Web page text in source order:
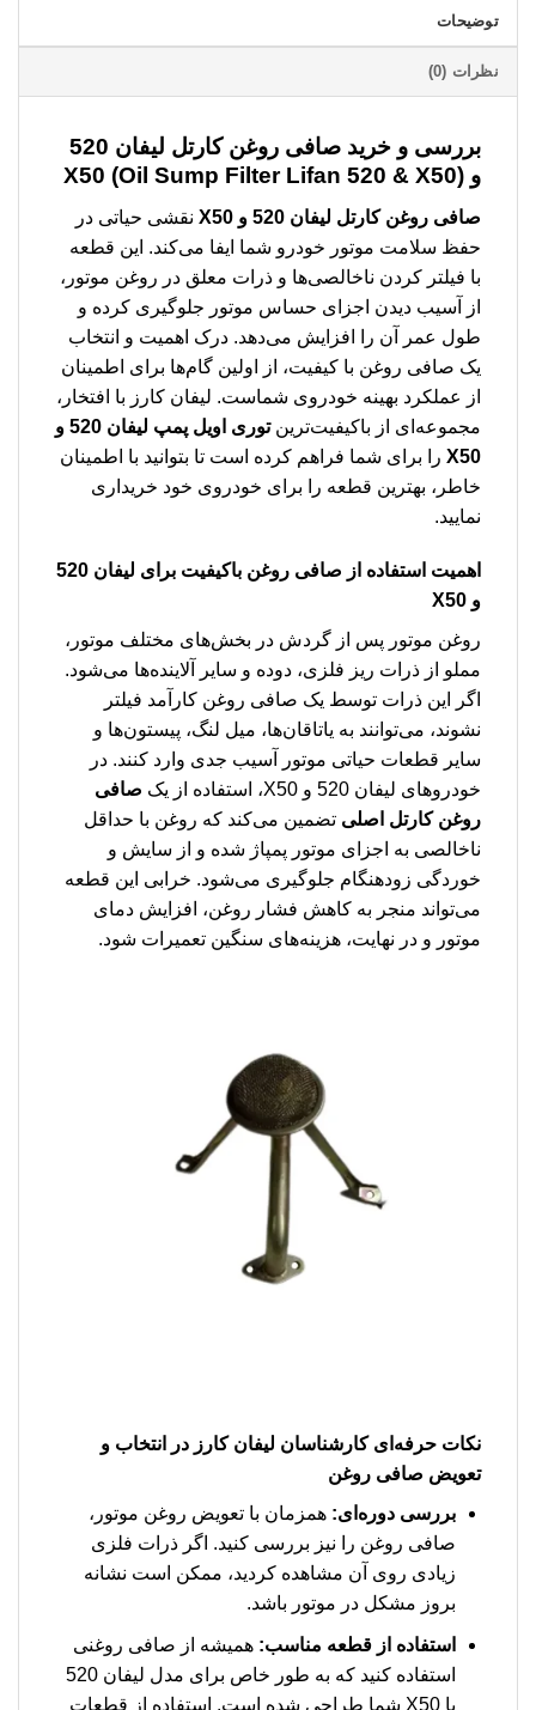
توضیحات
نظرات (0)
بررسی و خرید
صافی روغن کارتل لیفان 520
و X50 (Oil Sump Filter Lifan 520 & X50)
صافی روغن کارتل لیفان 520 و X50
نقشی حیاتی در
حفظ سلامت موتور خودرو شما ایفا می‌کند. این قطعه
با فیلتر کردن ناخالصی‌ها و ذرات معلق در روغن موتور،
از آسیب دیدن اجزای حساس موتور جلوگیری کرده و
طول عمر آن را افزایش می‌دهد. درک اهمیت و انتخاب
یک صافی روغن با کیفیت، از اولین گام‌ها برای اطمینان
از عملکرد بهینه خودروی شماست. لیفان کارز با افتخار،
مجموعه‌ای از باکیفیت‌ترین
توری اویل پمپ لیفان 520 و
X50 را برای شما فراهم کرده است تا بتوانید با اطمینان
خاطر، بهترین قطعه را برای خودروی خود خریداری
نمایید.
اهمیت استفاده از صافی روغن باکیفیت برای لیفان 520
و X50
روغن موتور پس از گردش در بخش‌های مختلف موتور،
مملو از ذرات ریز فلزی، دوده و سایر آلاینده‌ها می‌شود.
اگر این ذرات توسط یک صافی روغن کارآمد فیلتر
نشوند، می‌توانند به یاتاقان‌ها، میل لنگ، پیستون‌ها و
سایر قطعات حیاتی موتور آسیب جدی وارد کنند. در
خودروهای لیفان 520 و X50، استفاده از یک
صافی
روغن کارتل اصلی تضمین می‌کند که روغن با حداقل
ناخالصی به اجزای موتور پمپاژ شده و از سایش و
خوردگی زودهنگام جلوگیری می‌شود. خرابی این قطعه
می‌تواند منجر به کاهش فشار روغن، افزایش دمای
موتور و در نهایت، هزینه‌های سنگین تعمیرات شود.
نکات حرفه‌ای کارشناسان لیفان کارز در انتخاب و
تعویض صافی روغن
بررسی دوره‌ای: همزمان با تعویض روغن موتور،
صافی روغن را نیز بررسی کنید. اگر ذرات فلزی
زیادی روی آن مشاهده کردید، ممکن است نشانه
بروز مشکل در موتور باشد.
استفاده از قطعه مناسب: همیشه از صافی روغنی
استفاده کنید که به طور خاص برای مدل لیفان 520
یا X50 شما طراحی شده است. استفاده از قطعات